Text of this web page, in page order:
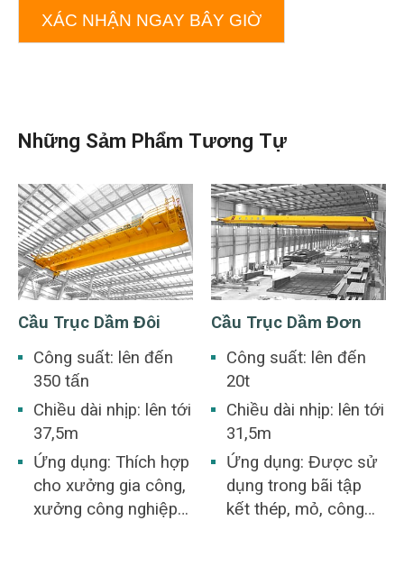
XÁC NHẬN NGAY BÂY GIỜ
Những Sảm Phẩm Tương Tự
Cầu Trục Dầm Đôi
Công suất: lên đến
350 tấn
Chiều dài nhịp: lên tới
37,5m
Ứng dụng: Thích hợp
cho xưởng gia công,
xưởng công nghiệp
Cầu Trục Dầm Đơn
Công suất: lên đến
20t
Chiều dài nhịp: lên tới
31,5m
Ứng dụng: Được sử
dụng trong bãi tập
kết thép, mỏ, công